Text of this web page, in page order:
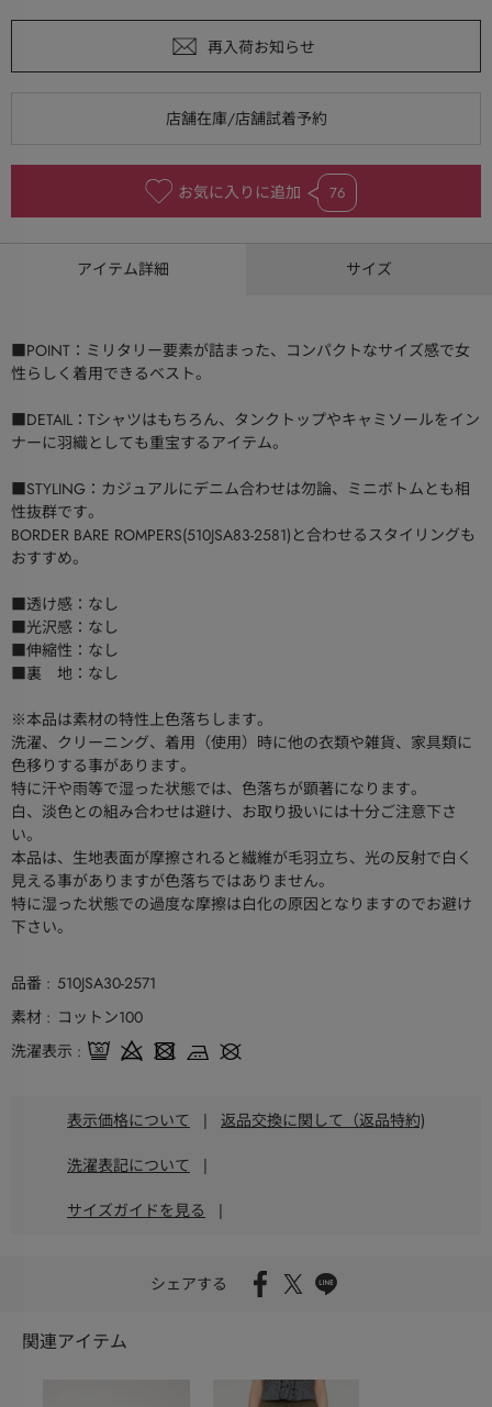
お気に入りに追加 76
アイテム詳細 サイズ
■POINT：ミリタリー要素が詰まった、コンパクトなサイズ感で女
性らしく着用できるベスト。
■DETAIL：Tシャツはもちろん、タンクトップやキャミソールをイン
ナーに羽織としても重宝するアイテム。
■STYLING：カジュアルにデニム合わせは勿論、ミニボトムとも相
性抜群です。
BORDER BARE ROMPERS(510JSA83-2581)と合わせるスタイリングも
おすすめ。
■透け感：なし
■光沢感：なし
■伸縮性：なし
■裏 地：なし
※本品は素材の特性上色落ちします。
洗濯、クリーニング、着用（使用）時に他の衣類や雑貨、家具類に
色移りする事があります。
特に汗や雨等で湿った状態では、色落ちが顕著になります。
白、淡色との組み合わせは避け、お取り扱いには十分ご注意下さ
い。
本品は、生地表面が摩擦されると繊維が毛羽立ち、光の反射で白く
見える事がありますが色落ちではありません。
特に湿った状態での過度な摩擦は白化の原因となりますのでお避け
下さい。
品番
510JSA30-2571
素材
コットン100
洗濯表示
表示価格について | 返品交換に関して（返品特約)
洗濯表記について |
サイズガイドを見る |
シェアする
関連アイテム